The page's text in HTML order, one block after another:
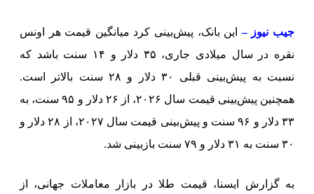
جیب نیوز – این بانک، پیش‌بینی کرد میانگین قیمت هر اونس
نقره در سال میلادی جاری، ۳۵ دلار و ۱۴ سنت باشد که
نسبت به پیش‌بینی قبلی ۳۰ دلار و ۲۸ سنت بالاتر است.
همچنین پیش‌بینی قیمت سال ۲۰۲۶، از ۲۶ دلار و ۹۵ سنت، به
۳۳ دلار و ۹۶ سنت و پیش‌بینی قیمت سال ۲۰۲۷، از ۲۸ دلار و
۳۰ سنت به ۳۱ دلار و ۷۹ سنت بازبینی شد.
به گزارش ایسنا، قیمت طلا در بازار معاملات جهانی، از